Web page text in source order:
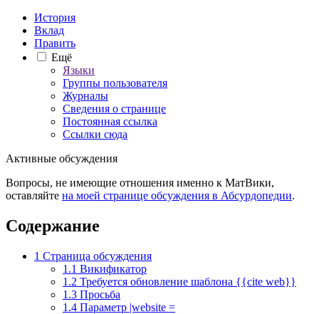
История
Вклад
Править
Ещё
Языки
Группы пользователя
Журналы
Сведения о странице
Постоянная ссылка
Ссылки сюда
Активные обсуждения
Вопросы, не имеющие отношения именно к МатВики,
оставляйте на моей странице обсуждения в Абсурдопедии.
Содержание
1 Страница обсуждения
1.1 Викификатор
1.2 Требуется обновление шаблона {{cite web}}
1.3 Просьба
1.4 Параметр |website =